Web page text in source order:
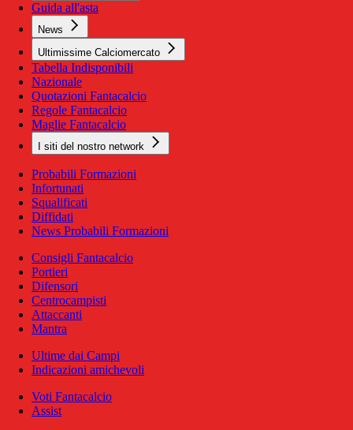
Guida all'asta
News
Ultimissime Calciomercato
Tabella Indisponibili
Nazionale
Quotazioni Fantacalcio
Regole Fantacalcio
Maglie Fantacalcio
I siti del nostro network
Probabili Formazioni
Infortunati
Squalificati
Diffidati
News Probabili Formazioni
Consigli Fantacalcio
Portieri
Difensori
Centrocampisti
Attaccanti
Mantra
Ultime dai Campi
Indicazioni amichevoli
Voti Fantacalcio
Assist